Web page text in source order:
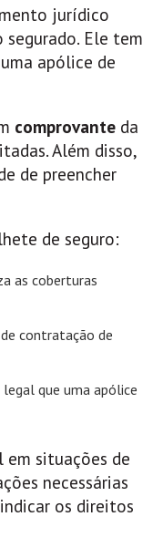
jurídico
Ele tem
apólice de
comprovante da
Além disso,
de preencher
de seguro:
as coberturas
contratação de
que uma apólice
em situações de
necessárias
os direitos